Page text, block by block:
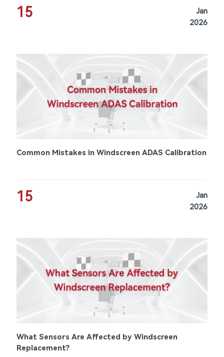
15
Jan
2026
Common Mistakes in Windscreen ADAS Calibration
15
Jan
2026
What Sensors Are Affected by Windscreen
Replacement?